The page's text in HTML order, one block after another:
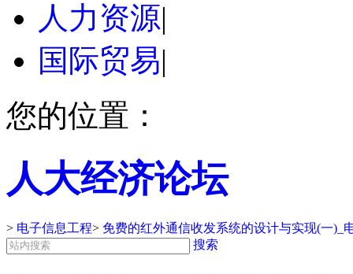
人力资源|
国际贸易|
您的位置：
人大经济论坛
> 电子信息工程> 免费的红外通信收发系统的设计与实现(一)_
搜索